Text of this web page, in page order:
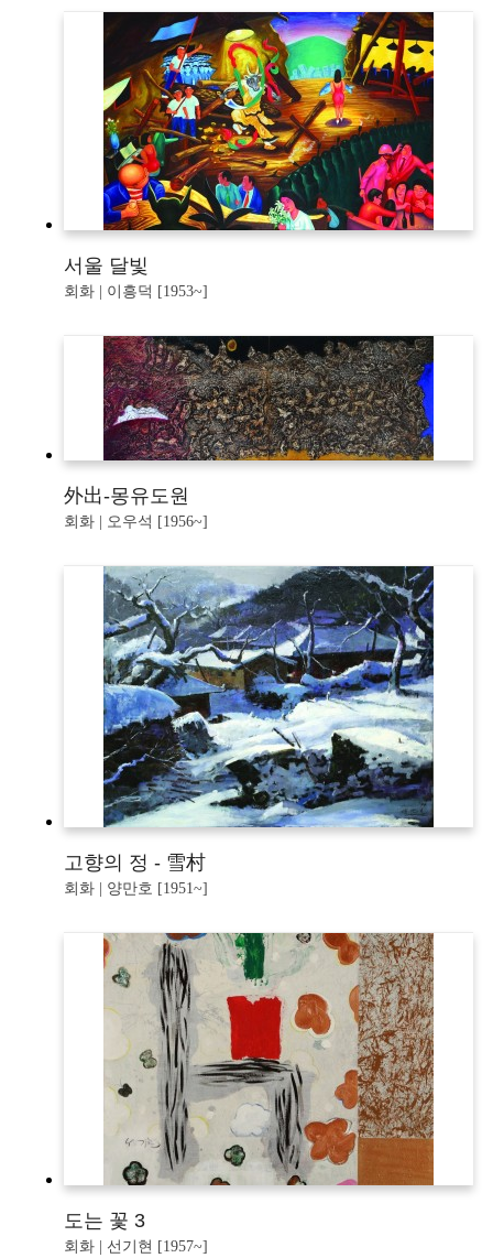
서울 달빛
회화 | 이흥덕 [1953~]
外出-몽유도원
회화 | 오우석 [1956~]
고향의 정 - 雪村
회화 | 양만호 [1951~]
도는 꽃 3
회화 | 선기현 [1957~]